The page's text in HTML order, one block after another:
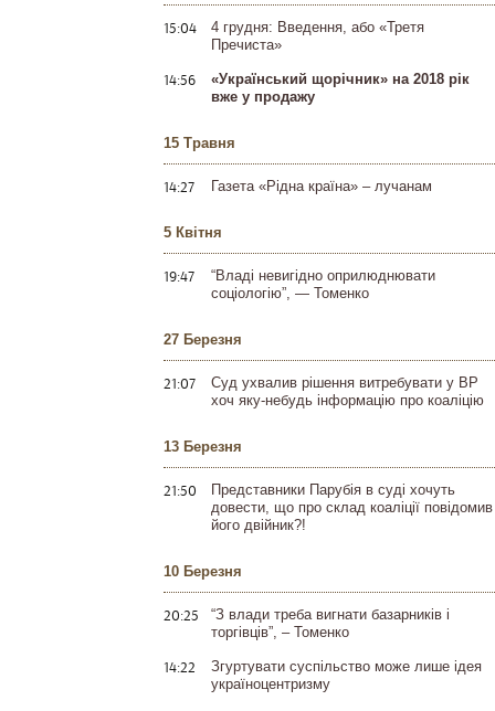
15:04
4 грудня: Введення, або «Третя
Пречиста»
14:56
«Український щорічник» на 2018 рік
вже у продажу
15 Травня
14:27 Газета «Рідна країна» – лучанам
5 Квітня
19:47
“Владі невигідно оприлюднювати
соціологію”, — Томенко
27 Березня
21:07
Суд ухвалив рішення витребувати у ВР
хоч яку-небудь інформацію про коаліцію
13 Березня
21:50
Представники Парубія в суді хочуть
довести, що про склад коаліції повідомив
його двійник?!
10 Березня
20:25
“З влади треба вигнати базарників і
торгівців”, – Томенко
14:22
Згуртувати суспільство може лише ідея
україноцентризму